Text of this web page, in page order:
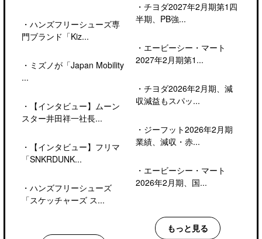
・ ハンズフリーシューズ専
門ブランド「Kiz...
・ ミズノが「Japan Mobility
...
・
【インタビュー】ムーン
スター井田祥一社長...
・
【インタビュー】フリマ
「SNKRDUNK...
・ ハンズフリーシューズ
「スケッチャーズ ス...
・ チヨダ2027年2月期第1四
半期、PB強...
・ エービーシー・マート
2027年2月期第1...
・ チヨダ2026年2月期、減
収減益もスパッ...
・ ジーフット2026年2月期
業績、減収・赤...
・ エービーシー・マート
2026年2月期、国...
もっと見る